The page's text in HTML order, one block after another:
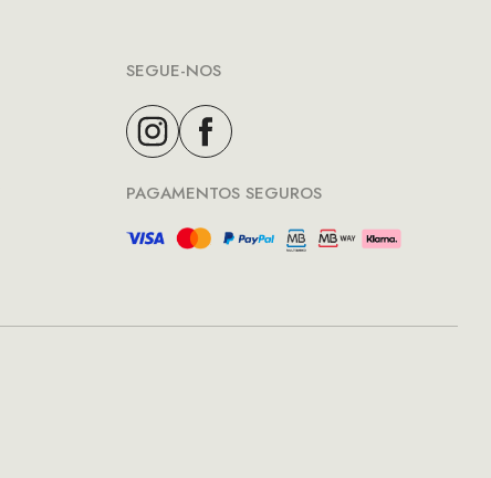
SEGUE-NOS
PAGAMENTOS SEGUROS